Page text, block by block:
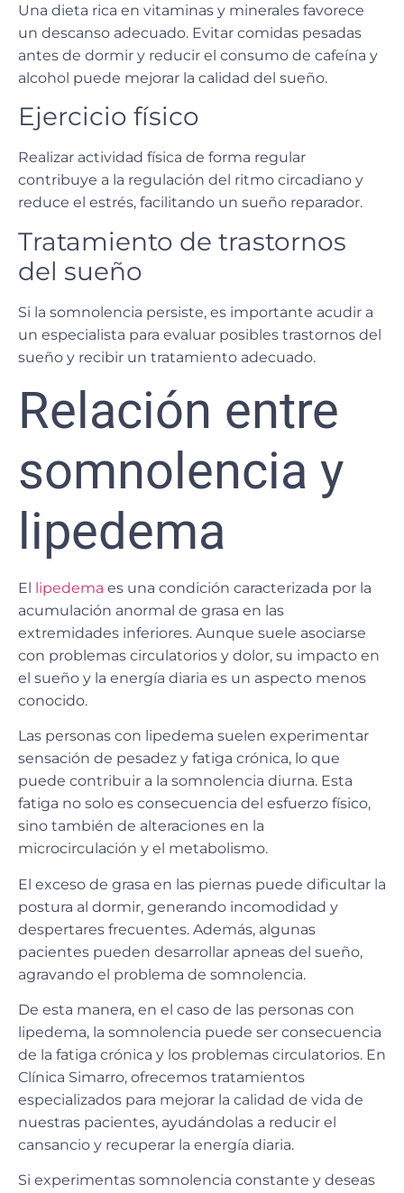
Una dieta rica en vitaminas y minerales favorece
un descanso adecuado. Evitar comidas pesadas
antes de dormir y reducir el consumo de cafeína y
alcohol puede mejorar la calidad del sueño.
Ejercicio físico
Realizar actividad física de forma regular
contribuye a la regulación del ritmo circadiano y
reduce el estrés, facilitando un sueño reparador.
Tratamiento de trastornos
del sueño
Si la somnolencia persiste, es importante acudir a
un especialista para evaluar posibles trastornos del
sueño y recibir un tratamiento adecuado.
Relación entre
somnolencia y
lipedema
El lipedema es una condición caracterizada por la
acumulación anormal de grasa en las
extremidades inferiores. Aunque suele asociarse
con problemas circulatorios y dolor, su impacto en
el sueño y la energía diaria es un aspecto menos
conocido.
Las personas con lipedema suelen experimentar
sensación de pesadez y fatiga crónica, lo que
puede contribuir a la somnolencia diurna. Esta
fatiga no solo es consecuencia del esfuerzo físico,
sino también de alteraciones en la
microcirculación y el metabolismo.
El exceso de grasa en las piernas puede dificultar la
postura al dormir, generando incomodidad y
despertares frecuentes. Además, algunas
pacientes pueden desarrollar apneas del sueño,
agravando el problema de somnolencia.
De esta manera, en el caso de las personas con
lipedema, la somnolencia puede ser consecuencia
de la fatiga crónica y los problemas circulatorios. En
Clínica Simarro, ofrecemos tratamientos
especializados para mejorar la calidad de vida de
nuestras pacientes, ayudándolas a reducir el
cansancio y recuperar la energía diaria.
Si experimentas somnolencia constante y deseas